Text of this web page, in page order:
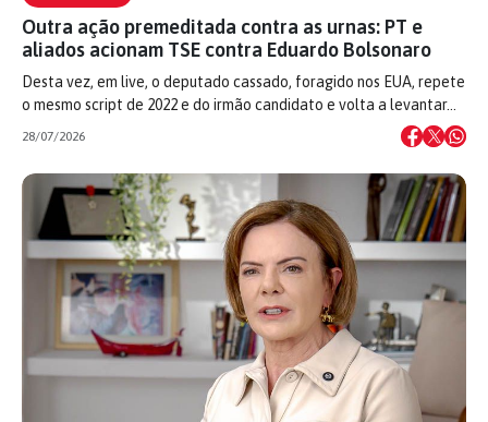
Outra ação premeditada contra as urnas: PT e
aliados acionam TSE contra Eduardo Bolsonaro
Desta vez, em live, o deputado cassado, foragido nos EUA, repete
o mesmo script de 2022 e do irmão candidato e volta a levantar…
28/07/2026